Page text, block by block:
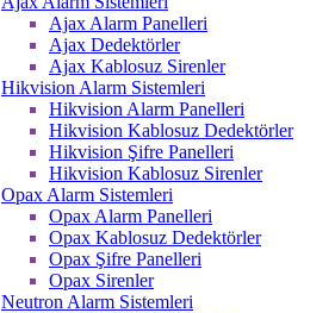
Ajax Alarm Panelleri
Ajax Dedektörler
Ajax Kablosuz Sirenler
Hikvision Alarm Sistemleri
Hikvision Alarm Panelleri
Hikvision Kablosuz Dedektörler
Hikvision Şifre Panelleri
Hikvision Kablosuz Sirenler
Opax Alarm Sistemleri
Opax Alarm Panelleri
Opax Kablosuz Dedektörler
Opax Şifre Panelleri
Opax Sirenler
Neutron Alarm Sistemleri